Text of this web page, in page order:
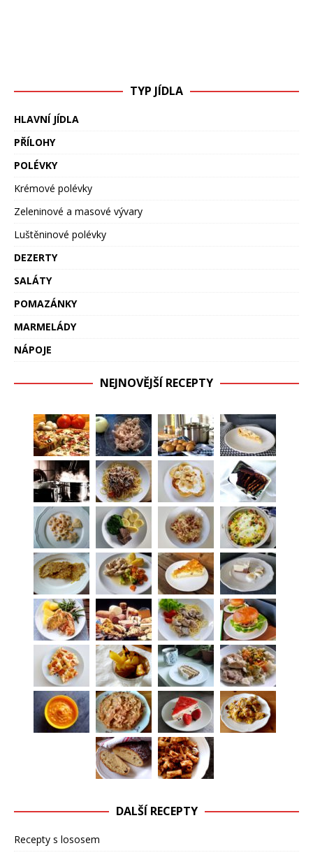
TYP JÍDLA
HLAVNÍ JÍDLA
PŘÍLOHY
POLÉVKY
Krémové polévky
Zeleninové a masové vývary
Luštěninové polévky
DEZERTY
SALÁTY
POMAZÁNKY
MARMELÁDY
NÁPOJE
NEJNOVĚJŠÍ RECEPTY
DALŠÍ RECEPTY
Recepty s lososem